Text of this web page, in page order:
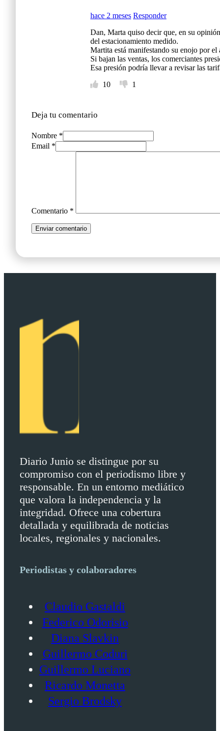
hace 2 meses Responder
Dan, Marta quiso decir que, en su
del estacionamiento medido.
Martita está manifestando su enojo por
Si bajan las ventas, los comerciantes
Esa presión podría llevar a revisar las
10
1
Deja tu comentario
Nombre *
Email *
Comentario *
Diario Junio se distingue por su
compromiso con el periodismo libre y
responsable. En un entorno mediático
que valora la independencia y la
integridad. Ofrece una cobertura
detallada y equilibrada de noticias
locales, regionales y nacionales.
Periodistas y colaboradores
Claudio Gastaldi
Federico Odorisio
Diana Slavkin
Guillermo Coduri
Guillermo Luciano
Ricardo Monetta
Sergio Brodsky